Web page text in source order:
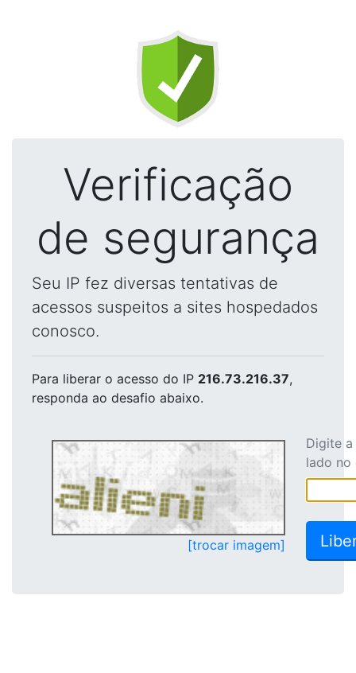
Verificação
de segurança
Seu IP fez diversas tentativas de
acessos suspeitos a sites hospedados
conosco.
Para liberar o acesso do IP 216.73.216.37,
responda ao desafio abaixo.
[trocar imagem]
Digite
lado no